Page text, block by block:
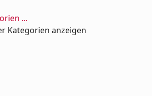
...
Kategorien anzeigen